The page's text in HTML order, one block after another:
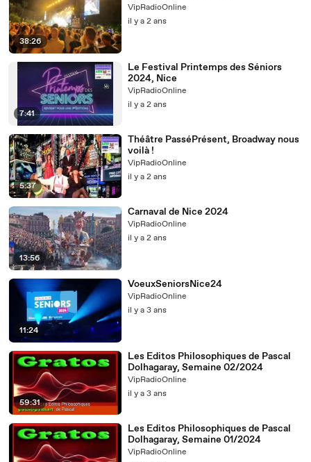
38:26
VipRadioOnline
il y a 2 ans
7:41
Le Festival Printemps des Séniors
2024, Nice
VipRadioOnline
il y a 2 ans
5:37
Théâtre PasséPrésent, Broadway nous
voilà !
VipRadioOnline
il y a 2 ans
13:56
Carnaval de Nice 2024
VipRadioOnline
il y a 2 ans
11:24
VoeuxSeniorsNice24
VipRadioOnline
il y a 3 ans
59:31
Les Editos Philosophiques de Pascal
Dolhagaray, Semaine 02/2024
VipRadioOnline
il y a 3 ans
Les Editos Philosophiques de Pascal
Dolhagaray, Semaine 01/2024
VipRadioOnline